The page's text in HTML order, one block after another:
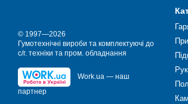
позиції для промислової та побутової
⭕ Ущільнювальні кільця (O-ring) різних
🛠️ Гумові запчастини та ремкомплекти.
Всі гумові елементи зроблені з надійної
© 1997—2026
Гумотехнічні вироби та комплектуючі до
с/г. техніки та пром. обладнання
Work.ua — наш
партнер